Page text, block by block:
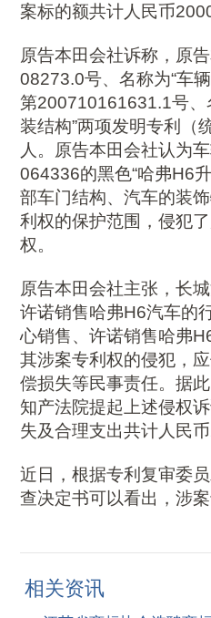
案标的额共计人民币
原告本田会社诉称，原
08273.0号、名称为“车
第200710161631.1号、
装结构”两项发明专利（
人。原告本田会社认为
064336的黑色“哈弗H6
部车门结构、汽车的装
利权的保护范围，侵犯
权。
原告本田会社主张，长
许诺销售哈弗H6汽车的
心销售、许诺销售哈弗
其涉案专利权的侵犯，
偿损失等民事责任。据
知产法院提起上述侵权
失及合理支出共计人民币
近日，根据专利复审委
查决定书可以看出，涉案
相关资讯